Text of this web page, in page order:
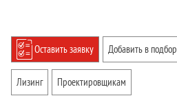
Оставить заявку Добавить в подбор
Лизинг Проектировщикам